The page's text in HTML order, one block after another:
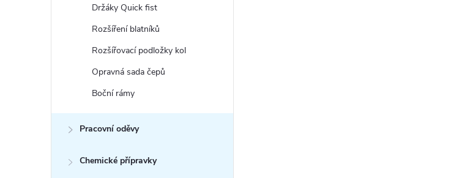
Držáky Quick fist
Rozšíření blatníků
Rozšířovací podložky kol
Opravná sada čepů
Boční rámy
Pracovní oděvy
Chemické přípravky